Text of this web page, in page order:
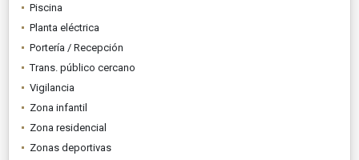
Piscina
Planta eléctrica
Portería / Recepción
Trans. público cercano
Vigilancia
Zona infantil
Zona residencial
Zonas deportivas